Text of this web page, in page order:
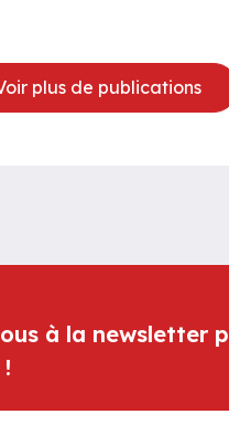
plus de publications
à la newsletter